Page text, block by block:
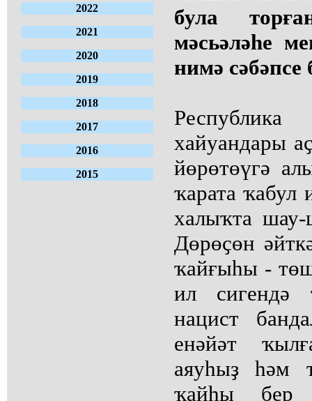
2022
2021
2020
2019
2018
2017
2016
2015
була
мәсьәләһе
нимә
хайуандары
йөрөтөүгә
ҡарата ҡабул
халыҡта
Дөрөҫөн
ҡайғыһы -
ил сигендә
нацист
енәйәт
аяуһыҙ һәм
ҡайһы бер